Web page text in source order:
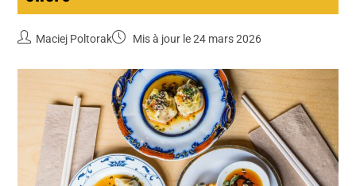
Maciej Poltorak Mis à jour le 24 mars 2026